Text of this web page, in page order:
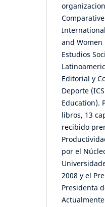
and Women
Estudios
Editorial y
Deporte
Education).
libros, 13
recibido
por el
2008 y el
Presidenta